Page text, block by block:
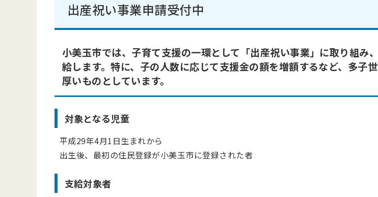
出産祝い事業申請受付中
小美玉市では、子育て支援の一環として「出産祝い事業」に取り組み
給します。特に、子の人数に応じて支援金の額を増額するなど、多子
厚いものとしています。
対象となる児童
平成29年4月1日生まれから
出生後、最初の住民登録が小美玉市に登録された者
支給対象者